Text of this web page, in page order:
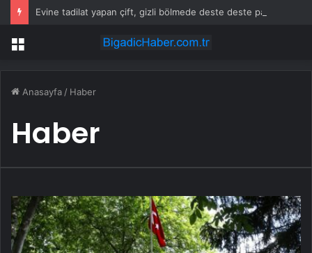
Menü
Anasayfa / Haber
Haber